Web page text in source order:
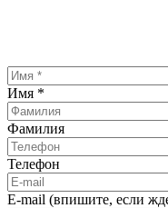
Имя *
Фамилия
Телефон
E-mail (впишите, если